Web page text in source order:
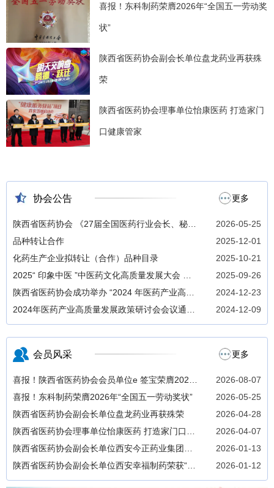
喜报！东科制药荣膺2026年“全国五一劳动奖
状”
陕西省医药协会副会长单位盘龙药业再获殊
荣
陕西省医药协会理事单位怡康医药 打造家门
口健康管家
协会公告 更多
2026-05-25
陕西省医药协会 《27届全国医药行业会长、秘书
长联席会议》 招商函
2025-12-01
品种转让合作
2025-10-21
化药生产企业拟转让（合作）品种目录
2025-09-26
2025“ 印象中医 ”中医药文化高质量发展大会 暨
中医药文创及技术成果展即将开幕
2024-12-23
陕西省医药协会成功举办 “2024 年医药产业高质
量发展政策研讨会 ”
2024-12-09
2024年医药产业高质量发展政策研讨会会议通知
（第二轮）
会员风采 更多
2026-08-07
喜报！陕西省医药协会会员单位e 签宝荣膺2026
年“全球独角兽榜”
2026-05-25
喜报！东科制药荣膺2026年“全国五一劳动奖状”
2026-04-28
陕西省医药协会副会长单位盘龙药业再获殊荣
2026-04-07
陕西省医药协会理事单位怡康医药 打造家门口健
康管家
2026-01-13
陕西省医药协会副会长单位西安今正药业集团董
事长闫伟出席2025年度助学金发放活动
2026-01-12
陕西省医药协会副会长单位西安幸福制药荣获“全
国双爱双评先进企业工会“